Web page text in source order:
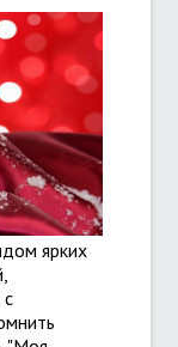
ярких